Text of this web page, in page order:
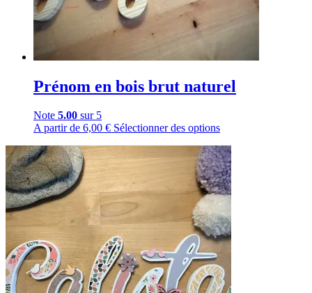
Prénom en bois brut naturel
Note 5.00 sur 5
A partir de 6,00 € Sélectionner des options